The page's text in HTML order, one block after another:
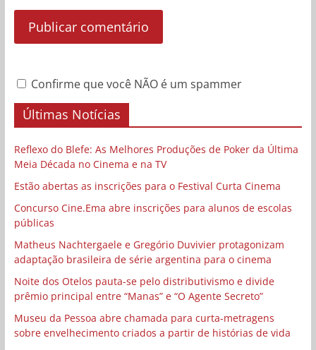
Confirme que você NÃO é um spammer
Últimas Notícias
Reflexo do Blefe: As Melhores Produções de Poker da Última
Meia Década no Cinema e na TV
Estão abertas as inscrições para o Festival Curta Cinema
Concurso Cine.Ema abre inscrições para alunos de escolas
públicas
Matheus Nachtergaele e Gregório Duvivier protagonizam
adaptação brasileira de série argentina para o cinema
Noite dos Otelos pauta-se pelo distributivismo e divide
prêmio principal entre “Manas” e “O Agente Secreto”
Museu da Pessoa abre chamada para curta-metragens
sobre envelhecimento criados a partir de histórias de vida